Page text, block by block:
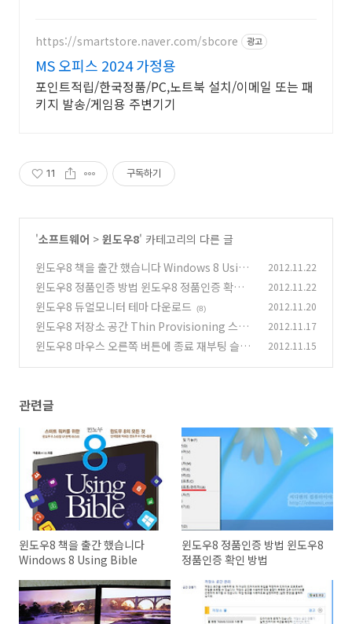
https://smartstore.naver.com/sbcore 광고
MS 오피스 2024 가정용
포인트적립/한국정품/PC,노트북 설치/이메일 또는 패
키지 발송/게임용 주변기기
11 구독하기
'소프트웨어 > 윈도우8' 카테고리의 다른 글
윈도우8 책을 출간 했습니다 Windows 8 Using
Bible (111)
2012.11.22
윈도우8 정품인증 방법 윈도우8 정품인증 확인
방법
(15)
2012.11.22
윈도우8 듀얼모니터 테마 다운로드 (8) 2012.11.20
윈도우8 저장소 공간 Thin Provisioning 스토
리지 가상화
(38)
2012.11.17
윈도우8 마우스 오른쪽 버튼에 종료 재부팅 슬립
2012.11.15
관련글
윈도우8 책을 출간 했습니다
Windows 8 Using Bible
윈도우8 정품인증 방법 윈도우8
정품인증 확인 방법